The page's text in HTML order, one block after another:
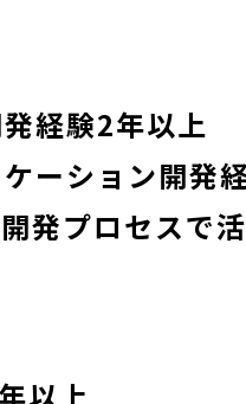
経験2年以上
ーション開発
発プロセスで
以上